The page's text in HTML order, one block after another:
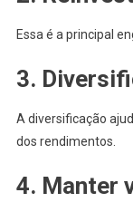
Essa é a principal
3.
A diversificação
dos rendimentos.
4. Manter